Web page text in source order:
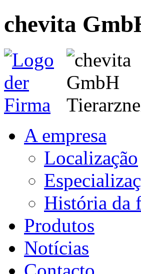
chevita
A empresa
Localização
História da
Produtos
Notícias